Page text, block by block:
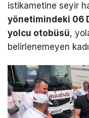
istikametine seyir
yönetimindeki 06
yolcu otobüsü,
belirlenemeyen